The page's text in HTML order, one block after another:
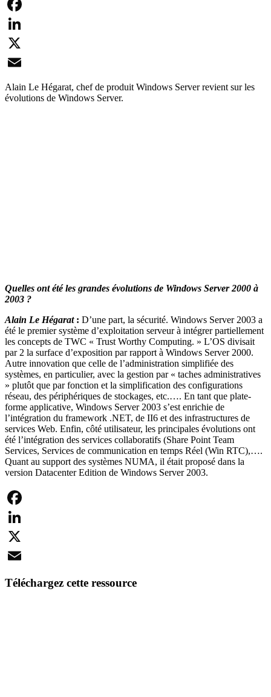
Facebook
LinkedIn
X
Email
Alain Le Hégarat, chef de produit Windows Server revient sur les
évolutions de Windows Server.
Quelles ont été les grandes évolutions de Windows Server 2000 à
2003 ?
Alain Le Hégarat : D’une part, la sécurité. Windows Server 2003 a
été le premier système d’exploitation serveur à intégrer partiellement
les concepts de TWC « Trust Worthy Computing. » L’OS divisait
par 2 la surface d’exposition par rapport à Windows Server 2000.
Autre innovation que celle de l’administration simplifiée des
systèmes, en particulier, avec la gestion par « taches administratives
» plutôt que par fonction et la simplification des configurations
réseau, des périphériques de stockages, etc.…. En tant que plate-
forme applicative, Windows Server 2003 s’est enrichie de
l’intégration du framework .NET, de II6 et des infrastructures de
services Web. Enfin, côté utilisateur, les principales évolutions ont
été l’intégration des services collaboratifs (Share Point Team
Services, Services de communication en temps Réel (Win RTC),….
Quant au support des systèmes NUMA, il était proposé dans la
version Datacenter Edition de Windows Server 2003.
Facebook
LinkedIn
X
Téléchargez cette ressource